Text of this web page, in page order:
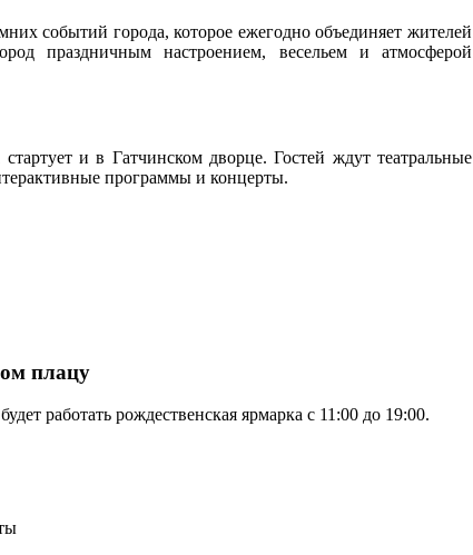
событий города, которое ежегодно объединяет жителей
праздничным настроением, весельем и атмосферой
и в Гатчинском дворце. Гостей ждут театральные
программы и концерты.
плацу
работать рождественская ярмарка с 11:00 до 19:00.